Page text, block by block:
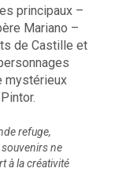
principaux –
Mariano –
de Castille et
mystérieux
refuge,
ne
à la créativité